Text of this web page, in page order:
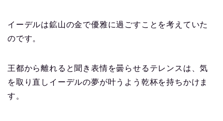
イーデルは鉱山の金で優雅に過ごすことを考えていた
のです。
王都から離れると聞き表情を曇らせるテレンスは、気
を取り直しイーデルの夢が叶うよう乾杯を持ちかけま
す。